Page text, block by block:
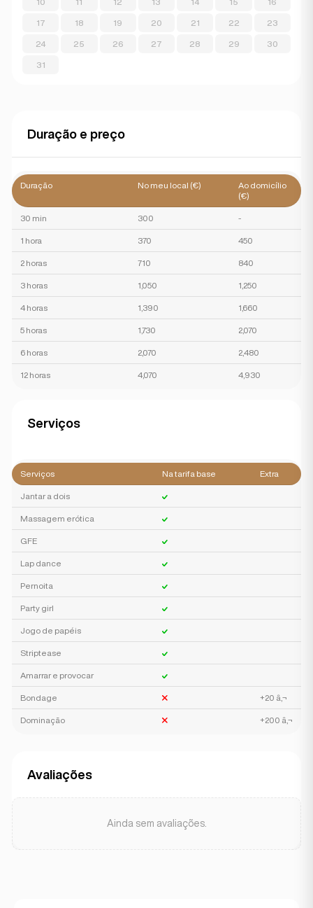
17 18 19 20 21 22 23
24 25 26 27 28 29 30
31
Duração e preço
Duração No meu local (€)
Ao domicílio
(€)
30 min 300 -
1 hora 370 450
2 horas 710 840
3 horas 1,050 1,250
4 horas 1,390 1,660
5 horas 1,730 2,070
6 horas 2,070 2,480
12 horas 4,070 4,930
Serviços
Serviços Na tarifa base Extra
Jantar a dois
Massagem erótica
GFE
Lap dance
Pernoita
Party girl
Jogo de papéis
Striptease
Amarrar e provocar
Bondage +20 â‚¬
Dominação +200 â‚¬
Avaliações
Ainda sem avaliações.